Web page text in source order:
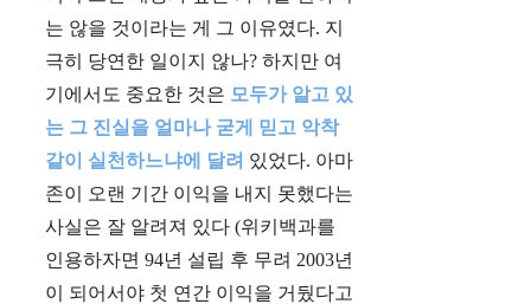
는 않을 것이라는 게 그 이유였다. 지
극히 당연한 일이지 않나? 하지만 여
기에서도 중요한 것은 모두가 알고 있
는 그 진실을 얼마나 굳게 믿고 악착
같이 실천하느냐에 달려 있었다. 아마
존이 오랜 기간 이익을 내지 못했다는
사실은 잘 알려져 있다 (위키백과를
인용하자면 94년 설립 후 무려 2003년
이 되어서야 첫 연간 이익을 거뒀다고